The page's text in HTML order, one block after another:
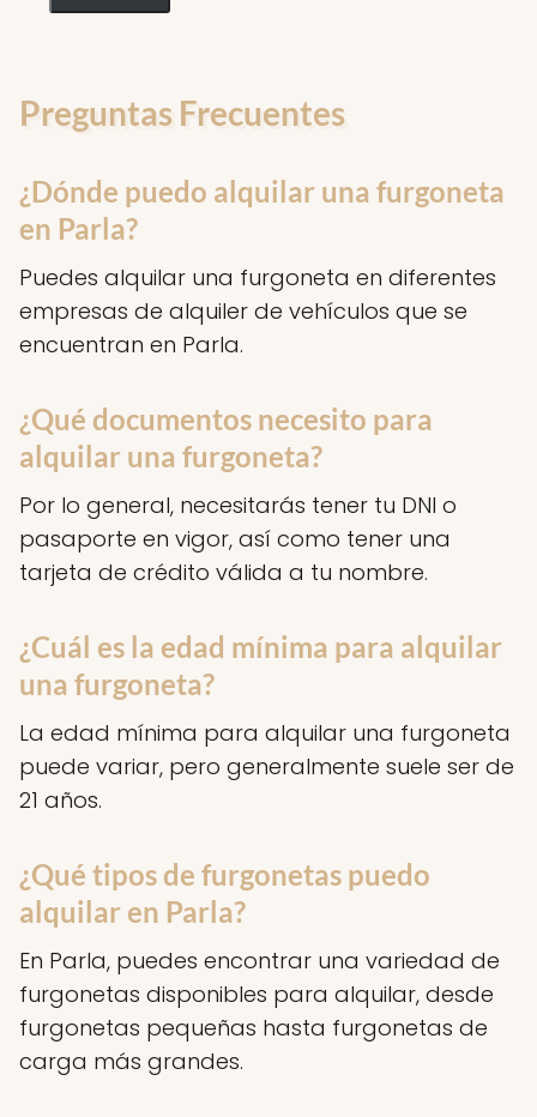
Preguntas Frecuentes
¿Dónde puedo alquilar una furgoneta
en Parla?
Puedes alquilar una furgoneta en diferentes
empresas de alquiler de vehículos que se
encuentran en Parla.
¿Qué documentos necesito para
alquilar una furgoneta?
Por lo general, necesitarás tener tu DNI o
pasaporte en vigor, así como tener una
tarjeta de crédito válida a tu nombre.
¿Cuál es la edad mínima para alquilar
una furgoneta?
La edad mínima para alquilar una furgoneta
puede variar, pero generalmente suele ser de
21 años.
¿Qué tipos de furgonetas puedo
alquilar en Parla?
En Parla, puedes encontrar una variedad de
furgonetas disponibles para alquilar, desde
furgonetas pequeñas hasta furgonetas de
carga más grandes.